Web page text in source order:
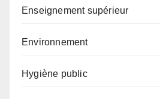
Enseignement supérieur
Environnement
Hygiène public